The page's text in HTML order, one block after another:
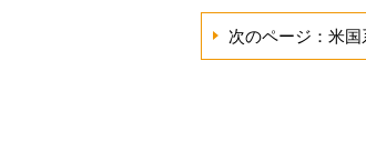
次のページ：米